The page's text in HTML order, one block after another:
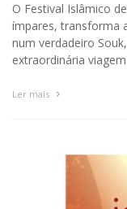
O Festival Islâmico
ímpares, transforma
num verdadeiro
extraordinária
Ler mais